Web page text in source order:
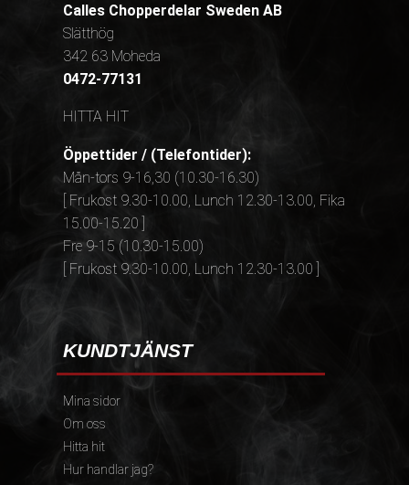
Calles Chopperdelar Sweden AB
Slätthög
342 63 Moheda
0472-77131
HITTA HIT
Öppettider / (Telefontider):
Mån-tors 9-16,30 (10.30-16.30)
[ Frukost 9.30-10.00, Lunch 12.30-13.00, Fika
15.00-15.20 ]
Fre 9-15 (10.30-15.00)
[ Frukost 9.30-10.00, Lunch 12.30-13.00 ]
KUNDTJÄNST
Mina sidor
Om oss
Hitta hit
Hur handlar jag?